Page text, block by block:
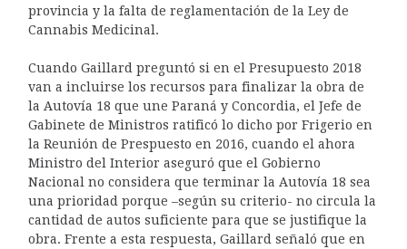
provincia y la falta de reglamentación de la Ley de
Cannabis Medicinal.
Cuando Gaillard preguntó si en el Presupuesto 2018
van a incluirse los recursos para finalizar la obra de
la Autovía 18 que une Paraná y Concordia, el Jefe de
Gabinete de Ministros ratificó lo dicho por Frigerio en
la Reunión de Prespuesto en 2016, cuando el ahora
Ministro del Interior aseguró que el Gobierno
Nacional no considera que terminar la Autovía 18 sea
una prioridad porque –según su criterio- no circula la
cantidad de autos suficiente para que se justifique la
obra. Frente a esta respuesta, Gaillard señaló que en